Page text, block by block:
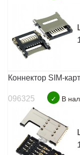
Коннектор SIM-
096325 ✓ В